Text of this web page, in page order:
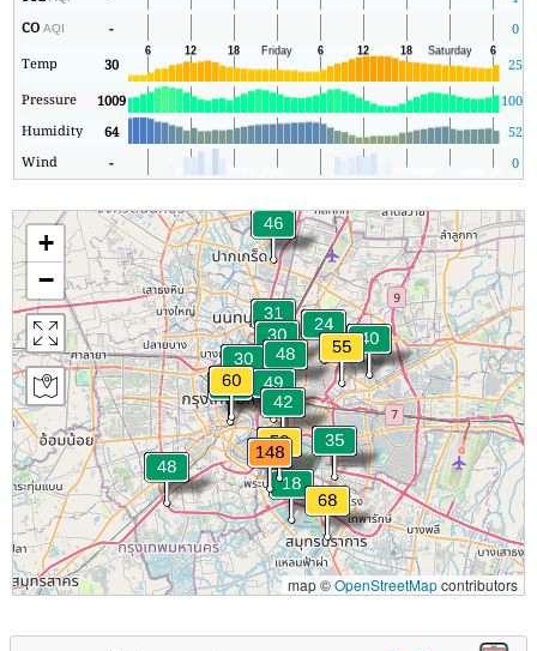
COAQI -
0
Temp
30
25
Pressure
1009 1005
Humidity
64
52
Wind
- 0
+
−
map ©OpenStreetMapcontributors